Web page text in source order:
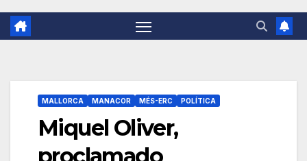
MALLORCA MANACOR MÉS-ERC POLÍTICA
Miquel Oliver,